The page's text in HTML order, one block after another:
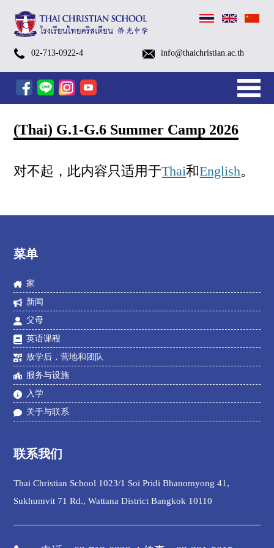
02-713-0922-4
info@thaichristian.ac.th
(Thai)
ค่าย
ความ
พร้อม
(Prep
Camp)
(Thai)
G.1-
Summer
Camp
2026
(Thai)
Kindergarten
Camp
2026
(Thai)
Open
ระดับ
ประถม
ศึกษา
(Thai)
Open
ปฐมวัย
รอบ
พิเศษ
(Thai)
TCS
House
2025
–
ครั้ง
2
(Thai)
TCS
Camp
2025(Grade
1
–
(Thai)
TCS
Camp
2025
(Pre-
K
K.3)
(Thai)
อบรม
ปฏิบัติ
การ
AI
Tools
ครู
ยุค
More…
School
Calendar
Year
2025
Pay
the
fee
via
mobile
banking
(Thai)
ตัวอย่าง
นักเรียน
Payment
Methods
More…
课
Kindergarten
(Pre-
–
KG)
Primary
Level
–
G.6)
Secondary
Level
–
G.12)
后，
地
团
After
School
FORM
[1/2026]
Kindergarten
After
[1/2026]
After
School
[1/2026]
Edutainment
Programs
Small
Groups
&
Chi.)
[1/2026]
TCS
FOOTBALL
TCS
SWIMMING
与
施
School
Bus
Swimming
Classes
Library
School
Nurse
Brochures
Admissions
Process
Visa
for
Students
与
系
Alumni
EP1-
TCS
Talk
BB
and
(Chaplain
Dept.)
Contact
Information
History
Identity
&
Organization
Chart
TCSS
(Thai
Sapanluang
School)
Sapan
Luang
(Thai) G.1-G.6 Summer Camp 2026
对不起，此内容只适用于Thai和English。
菜单
家
新闻
父母
英语课程
放学后，营地和团队
服务与设施
入学
关于与联系
联系我们
Thai Christian School 1023/1 Soi Pridi Bhanomyong 41,
Sukhumvit 71 Rd., Wattana District Bangkok 10110